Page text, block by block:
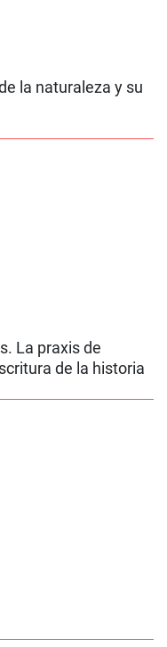
la naturaleza y su
La praxis de
de la historia